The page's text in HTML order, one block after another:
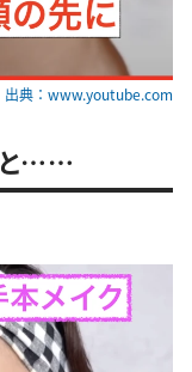
出典：www.youtube.com
と……